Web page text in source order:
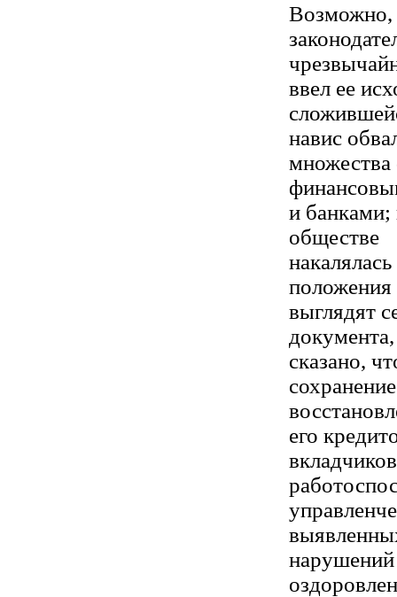
Возможно,
ввел ее
навис
и банками;
обществе
положения
выглядят
документа,
сказано,
его